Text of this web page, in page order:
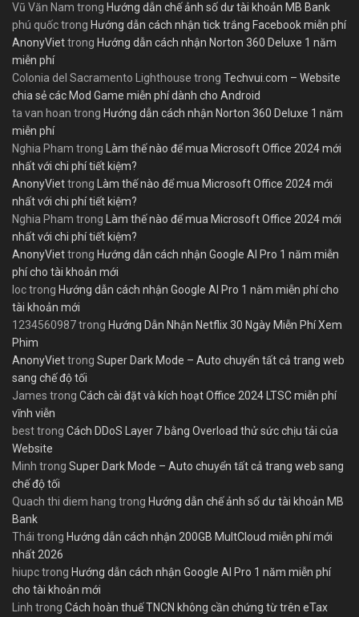
Vũ Văn Nam trong Hướng dẫn chế ảnh số dư tài khoản MB Bank
phú quốctrong Hướng dẫn cách nhận tick trắng Facebook miễn phí
AnonyViettrong Hướng dẫn cách nhận Norton 360 Deluxe 1 năm
miễn phí
Colonia del Sacramento Lighthouse trong Techvui.com – Website
chia sẻ các Mod Game miễn phí dành cho Android
ta van hoan trong Hướng dẫn cách nhận Norton 360 Deluxe 1 năm
miễn phí
Nghia Pham trong Làm thế nào để mua Microsoft Office 2024 mới
nhất với chi phí tiết kiệm?
AnonyViettrong Làm thế nào để mua Microsoft Office 2024 mới
nhất với chi phí tiết kiệm?
Nghia Pham trong Làm thế nào để mua Microsoft Office 2024 mới
nhất với chi phí tiết kiệm?
AnonyViettrong Hướng dẫn cách nhận Google AI Pro 1 năm miễn
phí cho tài khoản mới
loctrong Hướng dẫn cách nhận Google AI Pro 1 năm miễn phí cho
tài khoản mới
1234560987trong Hướng Dẫn Nhận Netflix 30 Ngày Miễn Phí Xem
Phim
AnonyViettrong Super Dark Mode – Auto chuyển tất cả trang web
sang chế độ tối
James trong Cách cài đặt và kích hoạt Office 2024 LTSC miễn phí
vĩnh viễn
besttrong Cách DDoS Layer 7 bằng Overload thử sức chịu tải của
Website
Minh trong Super Dark Mode – Auto chuyển tất cả trang web sang
chế độ tối
Quach thi diem hang trong Hướng dẫn chế ảnh số dư tài khoản MB
Bank
Thái trong Hướng dẫn cách nhận 200GB MultCloud miễn phí mới
nhất 2026
hiupctrong Hướng dẫn cách nhận Google AI Pro 1 năm miễn phí
cho tài khoản mới
Linh trong Cách hoàn thuế TNCN không cần chứng từ trên eTax